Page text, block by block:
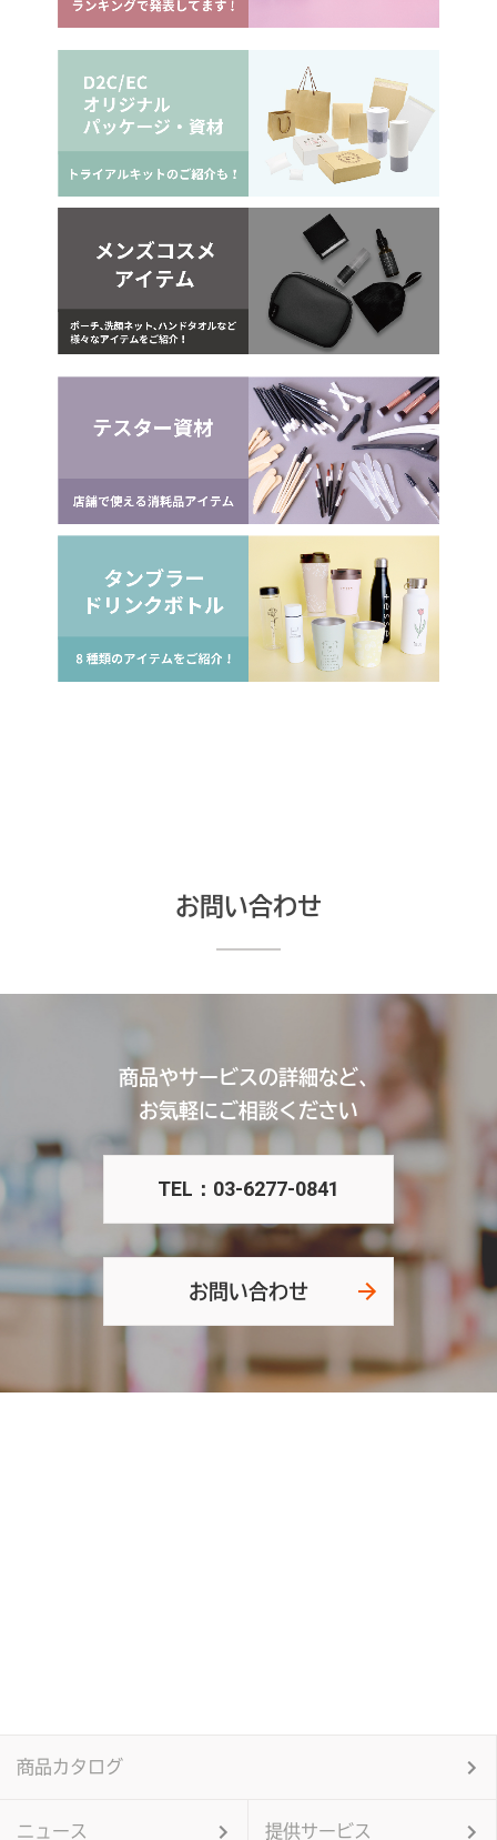
お問い合わせ
商品やサービスの詳細など、
お気軽にご相談ください
TEL：03-6277-0841
お問い合わせ
商品カタログ
ニュース 提供サービス